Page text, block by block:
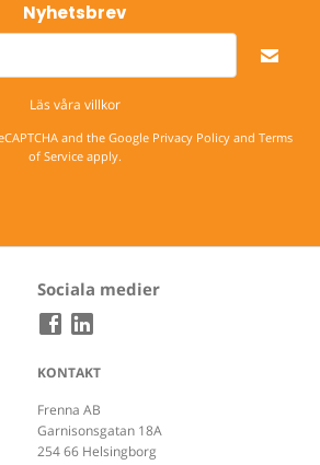
Nyhetsbrev
Läs våra villkor
and the Google Privacy Policy and Terms
of Serviceapply.
Sociala medier
KONTAKT
Frenna AB
Garnisonsgatan 18A
254 66 Helsingborg